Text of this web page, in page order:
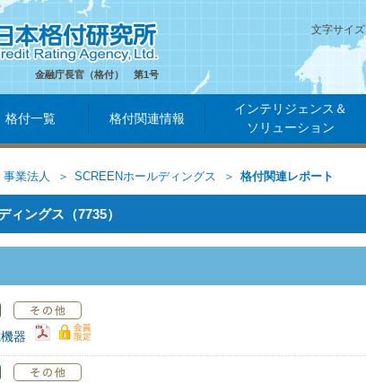
金融庁長官（格付） 第1号
文字サイズ
格付一覧 格付関連情報
インテリジェンス＆
ソリューション
事業法人 SCREENホールディングス 格付関連レポート
ィングス（7735）
器